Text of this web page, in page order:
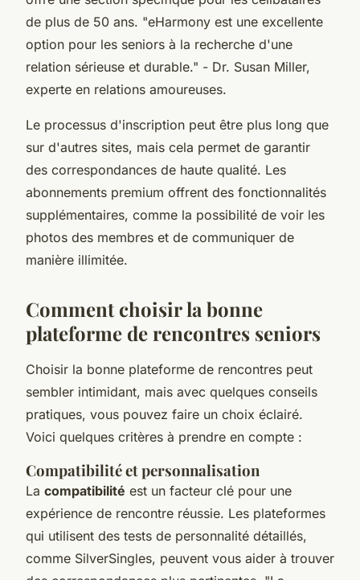
de plus de 50 ans. "eHarmony est une excellente
option pour les seniors à la recherche d'une
relation sérieuse et durable." - Dr. Susan Miller,
experte en relations amoureuses.
Le processus d'inscription peut être plus long que
sur d'autres sites, mais cela permet de garantir
des correspondances de haute qualité. Les
abonnements premium offrent des fonctionnalités
supplémentaires, comme la possibilité de voir les
photos des membres et de communiquer de
manière illimitée.
Comment choisir la bonne
plateforme de rencontres seniors
Choisir la bonne plateforme de rencontres peut
sembler intimidant, mais avec quelques conseils
pratiques, vous pouvez faire un choix éclairé.
Voici quelques critères à prendre en compte :
Compatibilité et personnalisation
La compatibilité est un facteur clé pour une
expérience de rencontre réussie. Les plateformes
qui utilisent des tests de personnalité détaillés,
comme SilverSingles, peuvent vous aider à trouver